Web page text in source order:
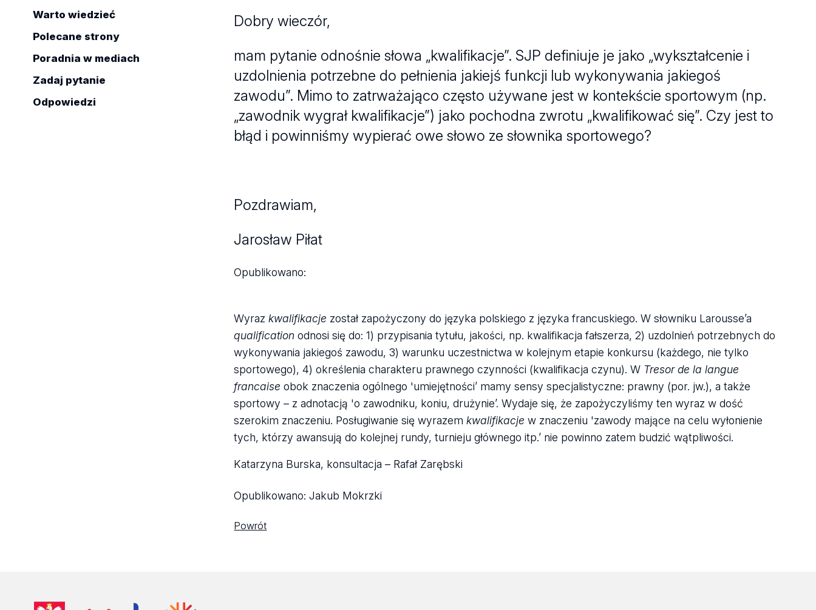
Warto wiedzieć
Polecane strony
Poradnia w mediach
Zadaj pytanie
Odpowiedzi
Dobry wieczór,
mam pytanie odnośnie słowa „kwalifikacje”. SJP definiuje je jako „wykształcenie i
uzdolnienia potrzebne do pełnienia jakiejś funkcji lub wykonywania jakiegoś
zawodu”. Mimo to zatrważająco często używane jest w kontekście sportowym (np.
„zawodnik wygrał kwalifikacje”) jako pochodna zwrotu „kwalifikować się”. Czy jest to
błąd i powinniśmy wypierać owe słowo ze słownika sportowego?
Pozdrawiam,
Jarosław Piłat
Opublikowano:
Wyrazkwalifikacje został zapożyczony do języka polskiego z języka francuskiego. W słowniku Larousse’a
qualification odnosi się do: 1) przypisania tytułu, jakości, np. kwalifikacja fałszerza, 2) uzdolnień potrzebnych do
wykonywania jakiegoś zawodu, 3) warunku uczestnictwa w kolejnym etapie konkursu (każdego, nie tylko
sportowego), 4) określenia charakteru prawnego czynności (kwalifikacja czynu). W Tresor de la langue
francaise obok znaczenia ogólnego 'umiejętności’ mamy sensy specjalistyczne: prawny (por. jw.), a także
sportowy – z adnotacją 'o zawodniku, koniu, drużynie’. Wydaje się, że zapożyczyliśmy ten wyraz w dość
szerokim znaczeniu. Posługiwanie się wyrazemkwalifikacje w znaczeniu 'zawody mające na celu wyłonienie
tych, którzy awansują do kolejnej rundy, turnieju głównego itp.’ nie powinno zatem budzić wątpliwości.
Katarzyna Burska, konsultacja – Rafał Zarębski
Opublikowano:Jakub Mokrzki
Powrót